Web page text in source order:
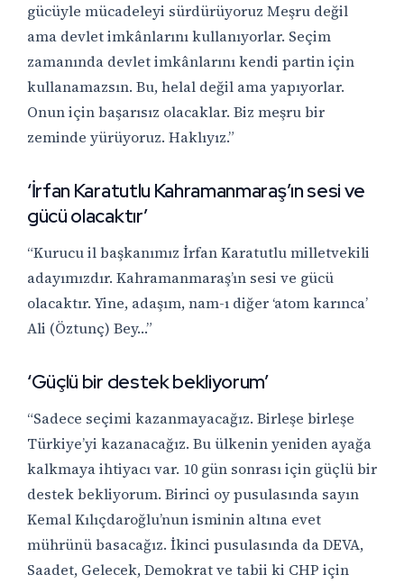
gücüyle mücadeleyi sürdürüyoruz Meşru değil
ama devlet imkânlarını kullanıyorlar. Seçim
zamanında devlet imkânlarını kendi partin için
kullanamazsın. Bu, helal değil ama yapıyorlar.
Onun için başarısız olacaklar. Biz meşru bir
zeminde yürüyoruz. Haklıyız.”
‘İrfan Karatutlu Kahramanmaraş’ın sesi ve
gücü olacaktır’
“Kurucu il başkanımız İrfan Karatutlu milletvekili
adayımızdır. Kahramanmaraş’ın sesi ve gücü
olacaktır. Yine, adaşım, nam-ı diğer ‘atom karınca’
Ali (Öztunç) Bey…”
‘Güçlü bir destek bekliyorum’
“Sadece seçimi kazanmayacağız. Birleşe birleşe
Türkiye’yi kazanacağız. Bu ülkenin yeniden ayağa
kalkmaya ihtiyacı var. 10 gün sonrası için güçlü bir
destek bekliyorum. Birinci oy pusulasında sayın
Kemal Kılıçdaroğlu’nun isminin altına evet
mührünü basacağız. İkinci pusulasında da DEVA,
Saadet, Gelecek, Demokrat ve tabii ki CHP için